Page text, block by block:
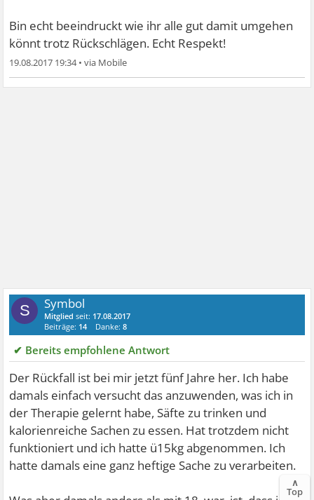
Bin echt beeindruckt wie ihr alle gut damit umgehen
könnt trotz Rückschlägen. Echt Respekt!
19.08.2017 19:34•
S Symbol
Mitglied seit: 17.08.2017
Beiträge: 14 Danke:8
✔ Bereits empfohlene Antwort
Der Rückfall ist bei mir jetzt fünf Jahre her. Ich habe
damals einfach versucht das anzuwenden, was ich in
der Therapie gelernt habe, Säfte zu trinken und
kalorienreiche Sachen zu essen. Hat trotzdem nicht
funktioniert und ich hatte ü15kg abgenommen. Ich
hatte damals eine ganz heftige Sache zu verarbeiten.
∧
Top